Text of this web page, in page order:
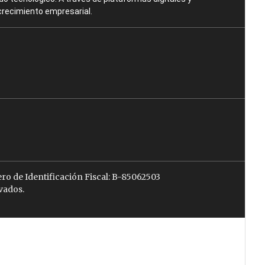
empresarial.
de Identificación Fiscal: B-85062503